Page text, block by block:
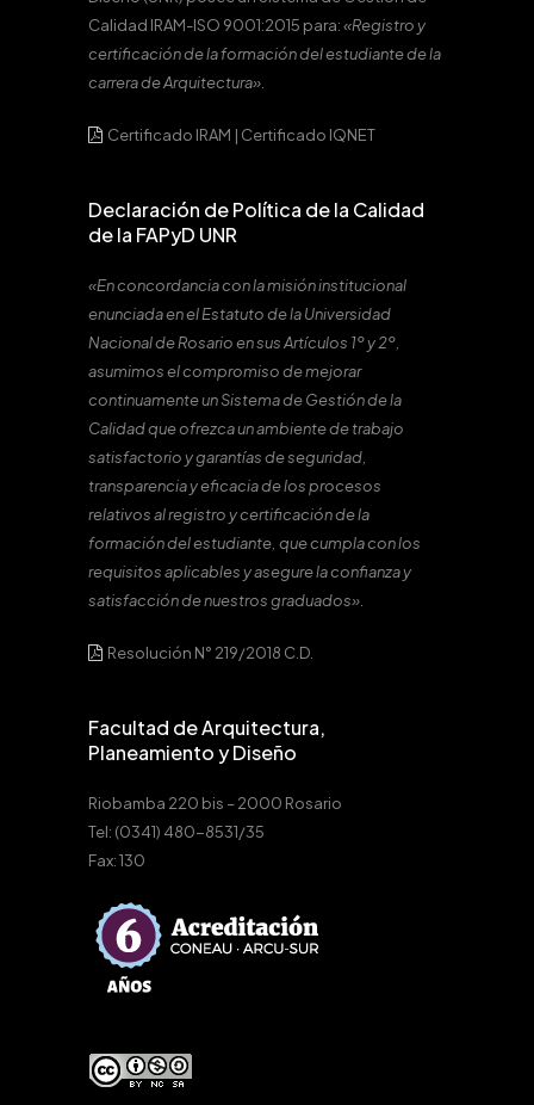
Calidad IRAM-ISO 9001:2015 para:«Registro y
certificación de la formación del estudiante de la
carrera de Arquitectura».
Certificado IRAM | Certificado IQNET
Declaración de Política de la Calidad
de la FAPyD UNR
«En concordancia con la misión institucional
enunciada en el Estatuto de la Universidad
Nacional de Rosario en sus Artículos 1º y 2º,
asumimos el compromiso de mejorar
continuamente un Sistema de Gestión de la
Calidad que ofrezca un ambiente de trabajo
satisfactorio y garantías de seguridad,
transparencia y eficacia de los procesos
relativos al registro y certificación de la
formación del estudiante, que cumpla con los
requisitos aplicables y asegure la confianza y
satisfacción de nuestros graduados».
Resolución N° 219/2018 C.D.
Facultad de Arquitectura,
Planeamiento y Diseño
Riobamba 220 bis – 2000 Rosario
Tel: (0341) 480-8531/35
Fax: 130